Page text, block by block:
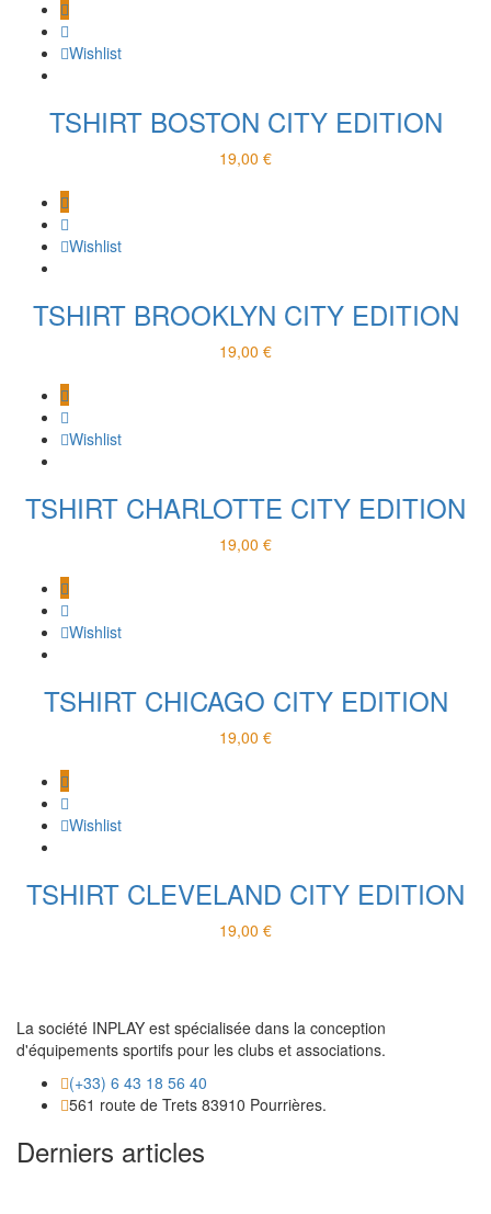
Wishlist
TSHIRT BOSTON CITY EDITION
19,00 €
Wishlist
TSHIRT BROOKLYN CITY EDITION
19,00 €
Wishlist
TSHIRT CHARLOTTE CITY EDITION
19,00 €
Wishlist
TSHIRT CHICAGO CITY EDITION
19,00 €
Wishlist
TSHIRT CLEVELAND CITY EDITION
19,00 €
La société INPLAY est spécialisée dans la conception
d'équipements sportifs pour les clubs et associations.
(+33) 6 43 18 56 40
561 route de Trets 83910 Pourrières.
Derniers articles